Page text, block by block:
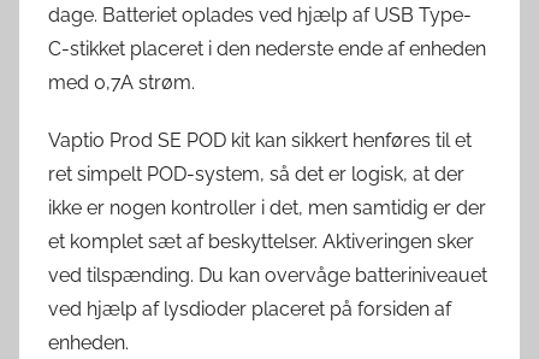
dage. Batteriet oplades ved hjælp af USB Type-
C-stikket placeret i den nederste ende af enheden
med 0,7A strøm.
Vaptio Prod SE POD kit kan sikkert henføres til et
ret simpelt POD-system, så det er logisk, at der
ikke er nogen kontroller i det, men samtidig er der
et komplet sæt af beskyttelser. Aktiveringen sker
ved tilspænding. Du kan overvåge batteriniveauet
ved hjælp af lysdioder placeret på forsiden af ​​
enheden.